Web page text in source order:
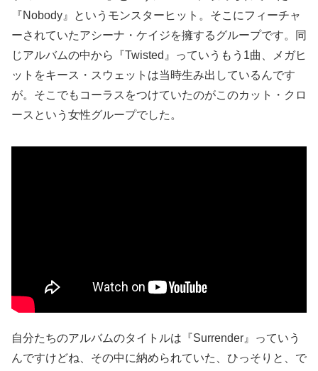
『Nobody』というモンスターヒット。そこにフィーチャ
ーされていたアシーナ・ケイジを擁するグループです。同
じアルバムの中から『Twisted』っていうもう1曲、メガヒ
ットをキース・スウェットは当時生み出しているんです
が。そこでもコーラスをつけていたのがこのカット・クロ
ースという女性グループでした。
自分たちのアルバムのタイトルは『Surrender』っていう
んですけどね、その中に納められていた、ひっそりと、で